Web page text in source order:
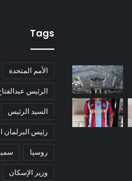
Tags
الأمم المتحدة
الرئيس
السيد الرئيس
رئيس البرلمان
روسيا
وزير الإسكان